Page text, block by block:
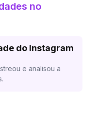
no
do Instagram
e analisou a